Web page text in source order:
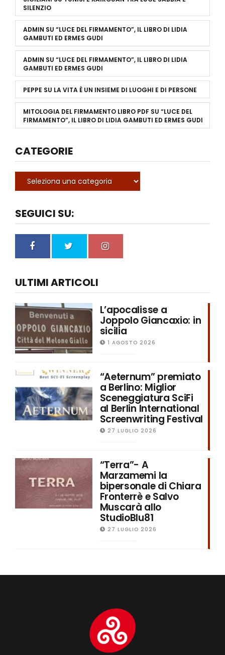
SILENZIO
ADMIN SU “LUCE DEL FIRMAMENTO”, IL LIBRO DI LIDIA
GAMBUTI ED ERMES GUDI
ADMIN SU “LUCE DEL FIRMAMENTO”, IL LIBRO DI LIDIA
GAMBUTI ED ERMES GUDI
PEPPE SU LA VITA È UN INSIEME DI LUOGHI E DI PERSONE
MITOLOGIA DEL FIRMAMENTO LIBRO PDF SU “LUCE DEL
FIRMAMENTO”, IL LIBRO DI LIDIA GAMBUTI ED ERMES GUDI
CATEGORIE
SEGUICI SU:
ULTIMI ARTICOLI
L’apocalisse a
Joppolo Giancaxio: in
sicilia
1 AGOSTO 2026
“Aeternum” premiato
a Berlino: Miglior
Sceneggiatura SciFi
al Berlin International
Screenwriting Festival
27 LUGLIO 2026
“Terra”- A
Marzamemi la
bipersonale di Chiara
Fronterrè e Salvo
Muscarà allo
StudioBlu81
27 LUGLIO 2026